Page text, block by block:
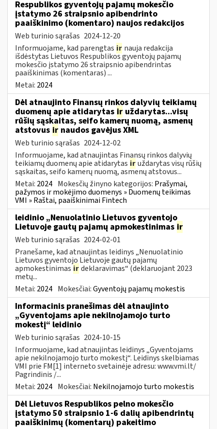
Respublikos gyventojų pajamų mokesčio
įstatymo 26 straipsnio apibendrinto
paaiškinimo (komentaro) naujos redakcijos
Web turinio sąrašas 2024-12-20
Informuojame, kad parengtas ir nauja redakcija
išdėstytas Lietuvos Respublikos gyventojų pajamų
mokesčio įstatymo 26 straipsnio apibendrintas
paaiškinimas (komentaras) ...
Metai: 2024
Dėl atnaujinto Finansų rinkos dalyvių teikiamų
duomenų apie atidarytas ir uždarytas...visų
rūšių sąskaitas, seifo kamerų nuomą, asmenų
atstovus ir naudos gavėjus XML
Web turinio sąrašas 2024-12-02
Informuojame, kad atnaujintas Finansų rinkos dalyvių
teikiamų duomenų apie atidarytas iruždarytas visų rūšių
sąskaitas, seifo kamerų nuomą, asmenų atstovus...
Metai: 2024 Mokesčių žinyno kategorijos: Prašymai,
pažymos ir mokėjimo duomenys » Duomenų teikimas
VMI » Raštai, paaiškinimai Fintech
leidinio „Nenuolatinio Lietuvos gyventojo
Lietuvoje gautų pajamų apmokestinimas ir
Web turinio sąrašas 2024-02-01
Pranešame, kad atnaujintas leidinys „Nenuolatinio
Lietuvos gyventojo Lietuvoje gautų pajamų
apmokestinimas irdeklaravimas“ (deklaruojant 2023
metų...
Metai: 2024 Mokesčiai:Gyventojų pajamų mokestis
Informacinis pranešimas dėl atnaujinto
„Gyventojams apie nekilnojamojo turto
mokestį“ leidinio
Web turinio sąrašas 2024-10-15
Informuojame, kad atnaujintas leidinys „Gyventojams
apie nekilnojamojo turto mokestį“. Leidinys skelbiamas
VMI prie FM[1] interneto svetainėje adresu: www.vmi.lt/
Pagrindinis /...
Metai: 2024 Mokesčiai: Nekilnojamojo turto mokestis
Dėl Lietuvos Respublikos pelno mokesčio
įstatymo 50 straipsnio 1-6 dalių apibendrintų
paaiškinimų (komentarų) pakeitimo